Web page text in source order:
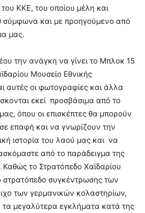
του ΚΚΕ, του οποίου μέλη και
σύμφωνα και με προηγούμενο από
μας.
την ανάγκη να γίνει το Μπλοκ 15
Μουσείο Εθνικής
αυτές οι φωτογραφίες και άλλα
εκεί προσβάσιμα από το
όπου οι επισκέπτες θα μπορούν
επαφή και να γνωρίζουν την
ιστορία του λαού μας και να
από το παράδειγμα της
Καθώς το Στρατόπεδο Χαϊδαρίου
στρατόπεδο συγκέντρωσης των
των γερμανικών κολαστηρίων,
μεγαλύτερα εγκλήματα κατά της